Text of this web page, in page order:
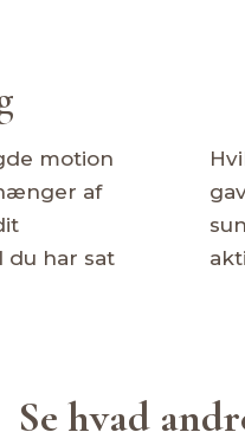
motion
af
du har sat
Se hvad